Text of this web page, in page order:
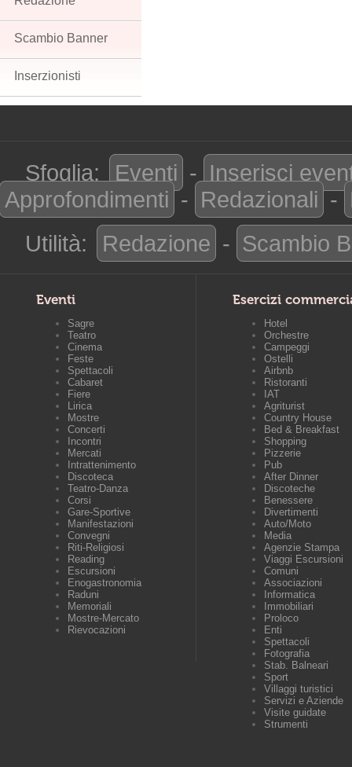
Scambio Banner
Inserzionisti
Sfoglia: Eventi - Inserisci
Approfondimenti - Redazionali -
Utilità:
Redazione - Scambio
Eventi
Sagre
Teatro
Cinema
Feste
Spettacoli
Cabaret
Fiere
Lirica
Mostre
Concerti
Incontri
Mercati
Intrattenimento
Discoteca
Teatro-Danza
Corsi
Gare-Sportive
Manifestazioni
Convegni
Riti-Religiosi
Reading
Escursioni
Enogastronomia
Raduni
Memoriali
Mostre-Mercato
Rievocazioni
Esercizi
Hotel
Orchestre
Campeggi
Ostelli
Airbnb
Ristoranti
IAT
Agriturist
Country House
Bed & Breakfast
Shopping
Pizzerie
Pub
After Dinner
Discoteche
Benessere
Divertimenti
Auto/Moto
Media
Agenzie Stampa
Viaggi Escursioni
Comuni
Associazioni
Informatica
Immobiliari
Proloco
Enti
Spettacoli
Fotografia
Stab. Balneari
Sport
Villaggi turistici
Servizi e Aziende
Visite guidate
Strumenti